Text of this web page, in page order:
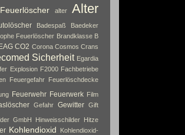
alter
Alter
Badespaß
Baedeker
Feuerlöscher Brandklasse B
CO2 Corona Cosmos Crans
Sicherheit Egardia
Explosion F2000 Fachbetriebe
Feuergefahr Feuerlöschdecke
Feuerwehr Feuerwerk Film
Gefahr Gewitter Gift
GmbH Hinweisschilder Hitze
Kohlendioxid
Kohlendioxid-